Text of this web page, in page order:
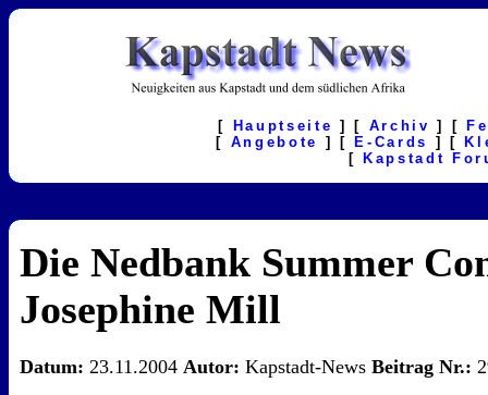
[ Hauptseite ] [ Archiv ] [
[ Angebote ] [ E-Cards ] [
[
Kapstadt
Die Nedbank Summer
Josephine Mill
Datum: 23.11.2004 Autor: Kapstadt-News Beitrag Nr.: